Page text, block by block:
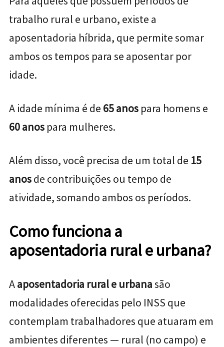
trabalho rural e urbano, existe a
aposentadoria híbrida, que permite somar
ambos os tempos para se aposentar por
idade.
A idade mínima é de 65 anos para homens e
60 anos para mulheres.
Além disso, você precisa de um total de 15
anosde contribuições ou tempo de
atividade, somando ambos os períodos.
Como funciona a
aposentadoria rural e urbana?
Aaposentadoria rural e urbanasão
modalidades oferecidas pelo INSS que
contemplam trabalhadores que atuaram em
ambientes diferentes — rural (no campo) e